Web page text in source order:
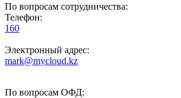
По вопросам сотрудничества:
Телефон:
160
Электронный адрес:
mark@mycloud.kz
По вопросам ОФД: